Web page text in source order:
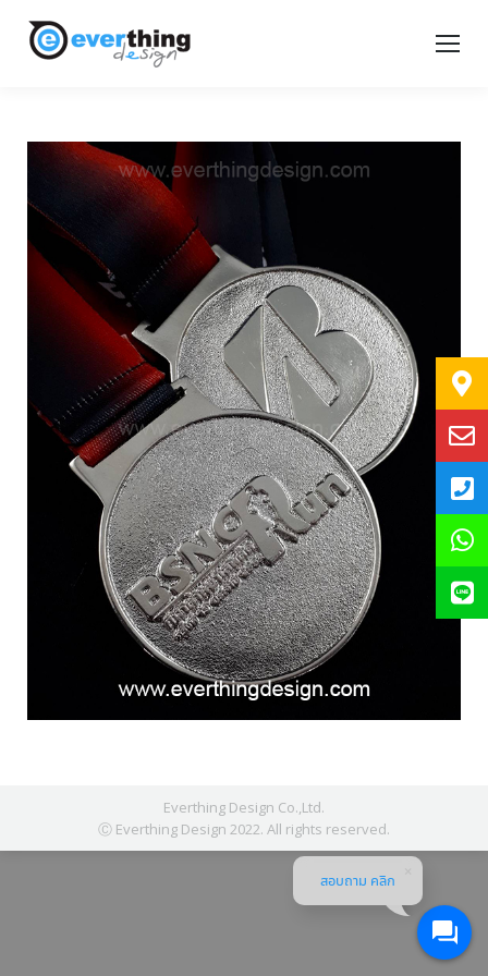
Everthing Design Co.,Ltd.
Ⓒ Everthing Design 2022. All rights reserved.
สอบถาม คลิก